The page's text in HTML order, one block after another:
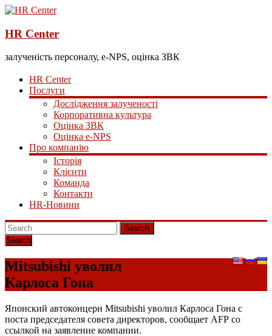
HR Center
залученість персоналу, e-NPS, оцінка ЗВК
HR Center
Послуги
Дослідження залученості
Корпоративна культура
Оцінка ЗВК
Оцінка e-NPS
Про компанію
Історія
Клієнти
Команда
Контакти
HR-Новини
Search
Mitsubishi уволил
Карлоса Гона
Японский автоконцерн Mitsubishi уволил Карлоса Гона с
поста председателя совета директоров, сообщает AFP со
ссылкой на заявление компании.